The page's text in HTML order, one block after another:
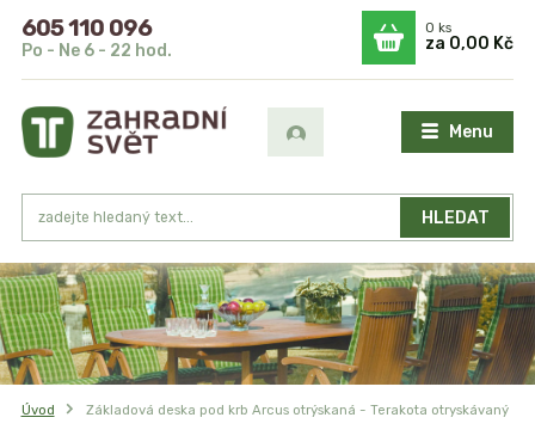
Menu
HLEDAT
605 110 096
Po - Ne 6 - 22 hod.
0ks
za 0,00 Kč
Úvod Základová deska pod krb Arcus otrýskaná - Terakota otryskávaný